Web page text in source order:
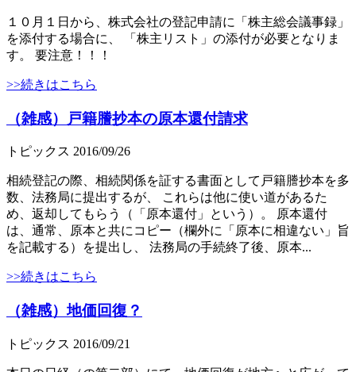
１０月１日から、株式会社の登記申請に「株主総会議事録」
を添付する場合に、 「株主リスト」の添付が必要となりま
す。 要注意！！！
>>続きはこちら
（雑感）戸籍謄抄本の原本還付請求
トピックス 2016/09/26
相続登記の際、相続関係を証する書面として戸籍謄抄本を多
数、法務局に提出するが、 これらは他に使い道があるた
め、返却してもらう（「原本還付」という）。 原本還付
は、通常、原本と共にコピー（欄外に「原本に相違ない」旨
を記載する）を提出し、 法務局の手続終了後、原本...
>>続きはこちら
（雑感）地価回復？
トピックス 2016/09/21